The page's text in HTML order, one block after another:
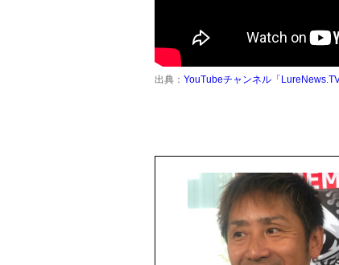
出典： YouTubeチャンネル「LureNews.TV